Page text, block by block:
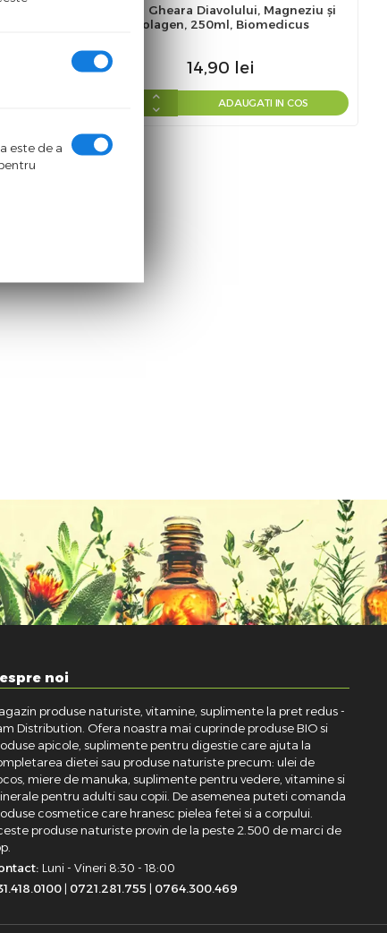
Gel cu Gheara Diavolului, Magneziu și
Colagen, 250ml, Biomedicus
14,90 lei
ADAUGATI IN COS
noi
produse naturiste, vitamine, suplimente la pret redus -
Distribution. Ofera noastra mai cuprinde produse BIO si
apicole, suplimente pentru digestie care ajuta la
dietei sau produse naturiste precum: ulei de
miere de manuka, suplimente pentru vedere, vitamine si
pentru adulti sau copii. De asemenea puteti comanda
cosmetice care hranesc pielea fetei si a corpului.
produse naturiste provin de la peste 2.500 de marci de
Luni - Vineri 8:30 - 18:00
| 0721.281.755 | 0764.300.469
este de a